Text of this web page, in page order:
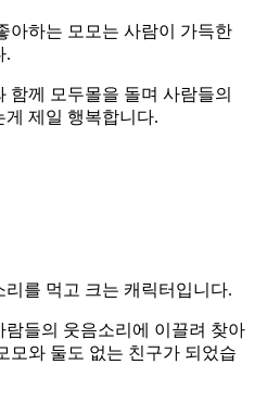
아하는 모모는 사람이 가득한
.
함께 모두몰을 돌며 사람들의
제일 행복합니다.
를 먹고 크는 캐릭터입니다.
람들의 웃음소리에 이끌려 찾아
모와 둘도 없는 친구가 되었습